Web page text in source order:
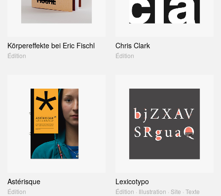
Körpereffekte bei Eric Fischl
Édition
Chris Clark
Édition
Astérisque
Édition
Lexicotypo
Édition · Illustration · Site · Texte